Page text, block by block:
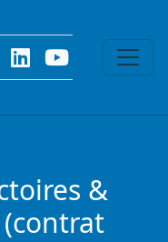
&